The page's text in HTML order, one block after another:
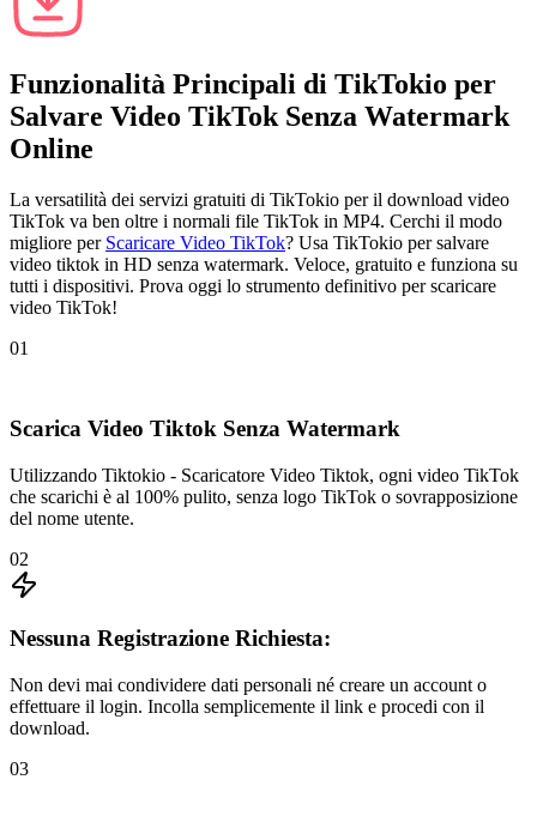
Funzionalità Principali di TikTokio per
Salvare Video TikTok Senza Watermark
Online
La versatilità dei servizi gratuiti di TikTokio per il download video
TikTok va ben oltre i normali file TikTok in MP4. Cerchi il modo
migliore per Scaricare Video TikTok? Usa TikTokio per salvare
video tiktok in HD senza watermark. Veloce, gratuito e funziona su
tutti i dispositivi. Prova oggi lo strumento definitivo per scaricare
video TikTok!
01
Scarica Video Tiktok Senza Watermark
Utilizzando Tiktokio - Scaricatore Video Tiktok, ogni video TikTok
che scarichi è al 100% pulito, senza logo TikTok o sovrapposizione
del nome utente.
02
Nessuna Registrazione Richiesta:
Non devi mai condividere dati personali né creare un account o
effettuare il login. Incolla semplicemente il link e procedi con il
download.
03